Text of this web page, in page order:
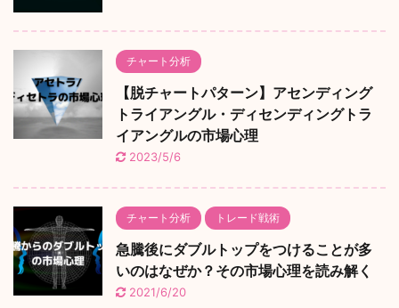
チャート分析
【脱チャートパターン】アセンディング
トライアングル・ディセンディングトラ
イアングルの市場心理
2023/5/6
チャート分析 トレード戦術
急騰後にダブルトップをつけることが多
いのはなぜか？その市場心理を読み解く
2021/6/20